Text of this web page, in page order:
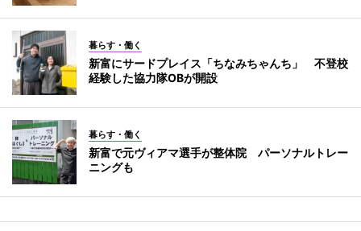
暮らす・働く
新富にサードプレイス「ちなみちゃんち」 不登校
経験した協力隊OBが開設
暮らす・働く
新富で元ヴィアマ選手が整体院 パーソナルトレー
ニングも